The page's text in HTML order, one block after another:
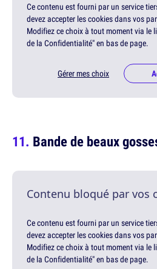
Ce contenu est fourni par un service
devez accepter les cookies dans vos
Modifiez ce choix à tout moment via le
de la Confidentialité" en bas de page.
Gérer mes choix
Bande de beaux
Contenu bloqué par vos
Ce contenu est fourni par un service
devez accepter les cookies dans vos
Modifiez ce choix à tout moment via le
de la Confidentialité" en bas de page.